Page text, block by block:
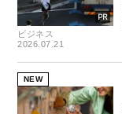
ビジネス
2026.07.21
NEW